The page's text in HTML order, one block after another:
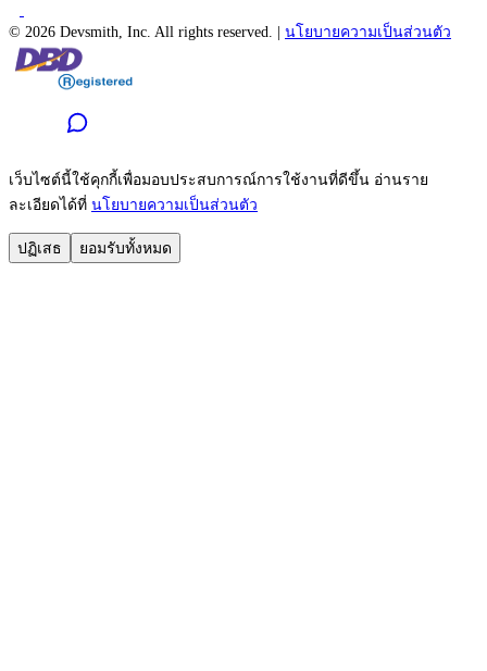
© 2026 Devsmith, Inc. All rights reserved. | นโยบายความเป็นส่วนตัว
เว็บไซต์นี้ใช้คุกกี้เพื่อมอบประสบการณ์การใช้งานที่ดีขึ้น อ่านราย
ละเอียดได้ที่ นโยบายความเป็นส่วนตัว
ปฏิเสธ ยอมรับทั้งหมด